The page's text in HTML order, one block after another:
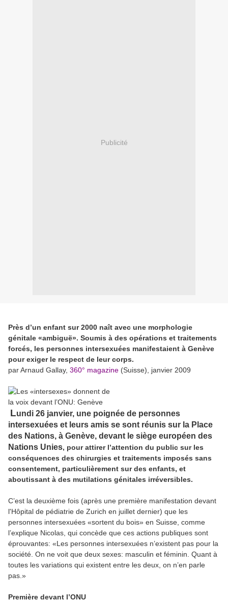
Publicité
Près d’un enfant sur 2000 naît avec une morphologie
génitale «ambiguë». Soumis à des opérations et traitements
forcés, les personnes intersexuées manifestaient à Genève
pour exiger le respect de leur corps.
par Arnaud Gallay, 360° magazine (Suisse), janvier 2009
Lundi 26 janvier, une poignée de personnes
intersexuées et leurs amis se sont réunis sur la Place
des Nations, à Genève, devant le siège européen des
Nations Unies, pour attirer l’attention du public sur les
conséquences des chirurgies et traitements imposés sans
consentement, particulièrement sur des enfants, et
aboutissant à des mutilations génitales irréversibles.
C’est la deuxième fois (après une première manifestation devant
l'Hôpital de pédiatrie de Zurich en juillet dernier) que les
personnes intersexuées «sortent du bois» en Suisse, comme
l’explique Nicolas, qui concède que ces actions publiques sont
éprouvantes: «Les personnes intersexuées n’existent pas pour la
société. On ne voit que deux sexes: masculin et féminin. Quant à
toutes les variations qui existent entre les deux, on n’en parle
pas.»
Première devant l’ONU